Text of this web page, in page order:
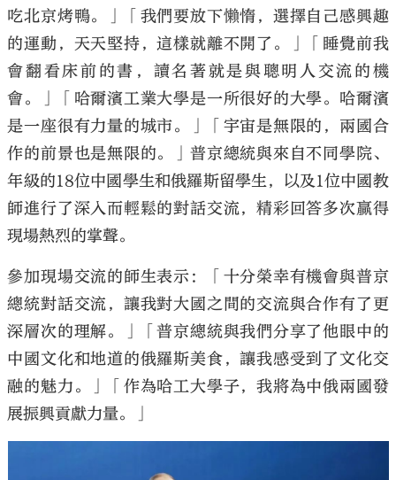
吃北京烤鴨。」「我們要放下懶惰，選擇自己感興趣
的運動，天天堅持，這樣就離不開了。」「睡覺前我
會翻看床前的書，讀名著就是與聰明人交流的機
會。」「哈爾濱工業大學是一所很好的大學。哈爾濱
是一座很有力量的城市。」「宇宙是無限的，兩國合
作的前景也是無限的。」普京總統與來自不同學院、
年級的18位中國學生和俄羅斯留學生，以及1位中國教
師進行了深入而輕鬆的對話交流，精彩回答多次贏得
現場熱烈的掌聲。
參加現場交流的師生表示：「十分榮幸有機會與普京
總統對話交流，讓我對大國之間的交流與合作有了更
深層次的理解。」「普京總統與我們分享了他眼中的
中國文化和地道的俄羅斯美食，讓我感受到了文化交
融的魅力。」「作為哈工大學子，我將為中俄兩國發
展振興貢獻力量。」